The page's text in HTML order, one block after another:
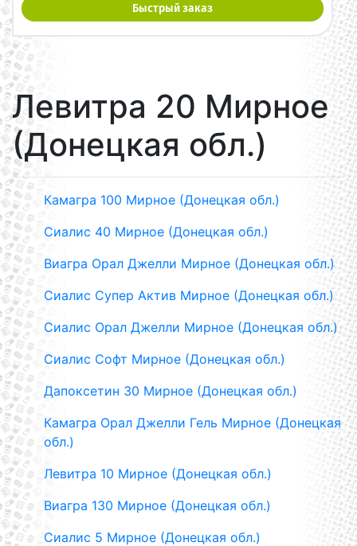
Быстрый заказ
Левитра 20 Мирное
(Донецкая обл.)
Камагра 100 Мирное (Донецкая обл.)
Сиалис 40 Мирное (Донецкая обл.)
Виагра Орал Джелли Мирное (Донецкая обл.)
Сиалис Супер Актив Мирное (Донецкая обл.)
Сиалис Орал Джелли Мирное (Донецкая обл.)
Сиалис Софт Мирное (Донецкая обл.)
Дапоксетин 30 Мирное (Донецкая обл.)
Камагра Орал Джелли Гель Мирное (Донецкая
обл.)
Левитра 10 Мирное (Донецкая обл.)
Виагра 130 Мирное (Донецкая обл.)
Сиалис 5 Мирное (Донецкая обл.)